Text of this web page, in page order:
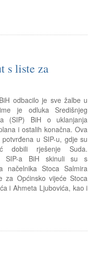
s liste za
odbacilo je sve žalbe u
je odluka Središnjeg
(SIP) BiH o uklanjanja
i ostalih konačna. Ova
potvrđena u SIP-u, gdje su
rješenje Suda.
SIP-a BiH skinuli su s
načelnika Stoca Salmira
za Općinsko vijeće Stoca
i Ahmeta Ljubovića, kao i